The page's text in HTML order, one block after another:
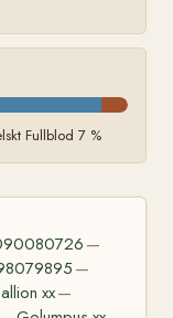
Fullblod 7 %
—
—
xx—